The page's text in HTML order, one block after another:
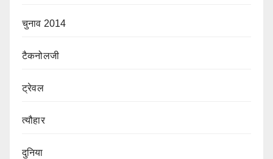
चुनाव 2014
टैकनोलजी
ट्रेवल
त्यौहार
दुनिया